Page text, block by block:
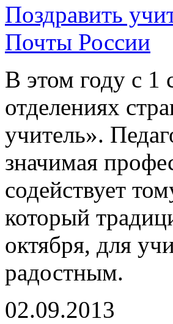
Поздравить
Почты России
В этом году с 1
отделениях
учитель».
значимая
содействует
который
октября, для
радостным.
02.09.2013